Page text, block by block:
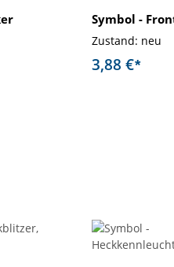
Symbol -
Zustand: neu
3,88 €*